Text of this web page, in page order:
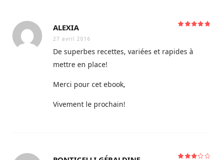
ALEXIA
27 avril 2016
De superbes recettes, variées et rapides à
mettre en place!
Merci pour cet ebook,
Vivement le prochain!